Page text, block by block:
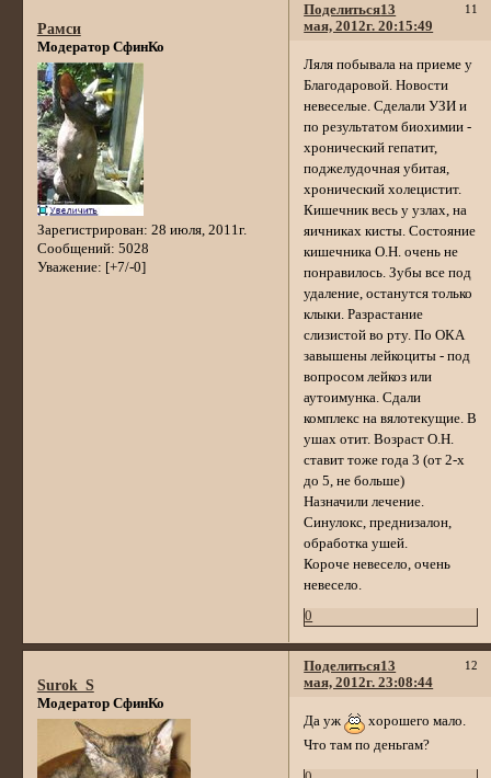
Поделиться 11
13
мая, 2012г. 20:15:49
Рамси
Модератор СфинКо
Зарегистрирован: 28 июля, 2011г.
Сообщений: 5028
Уважение: [+7/-0]
Ляля побывала на приеме у
Благодаровой. Новости
невеселые. Сделали УЗИ и
по результатом биохимии -
хронический гепатит,
поджелудочная убитая,
хронический холецистит.
Кишечник весь у узлах, на
яичниках кисты. Состояние
кишечника О.Н. очень не
понравилось. Зубы все под
удаление, останутся только
клыки. Разрастание
слизистой во рту. По ОКА
завышены лейкоциты - под
вопросом лейкоз или
аутоимунка. Сдали
комплекс на вялотекущие. В
ушах отит. Возраст О.Н.
ставит тоже года 3 (от 2-х
до 5, не больше)
Назначили лечение.
Синулокс, преднизалон,
обработка ушей.
Короче невесело, очень
невесело.
0
Поделиться 12
13
мая, 2012г. 23:08:44
Surok_S
Модератор СфинКо
Да уж
хорошего мало.
Что там по деньгам?